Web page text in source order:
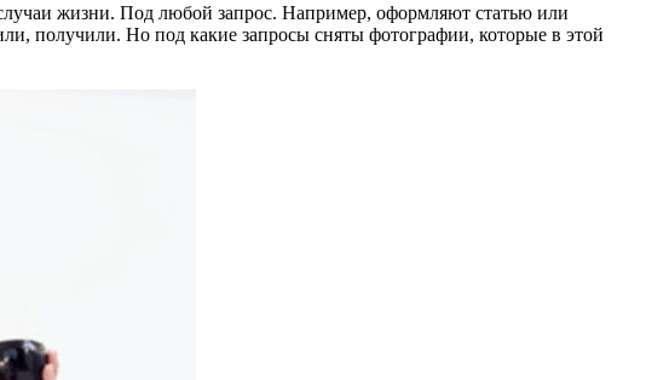
жизни. Под любой запрос. Например, оформляют статью или
получили. Но под какие запросы сняты фотографии, которые в этой